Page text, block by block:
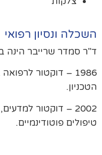
ונסיון רפואי
סמדר שרייבר הינה
1986 – דוקטור
2002 – דוקטור
פוטודינמיים.